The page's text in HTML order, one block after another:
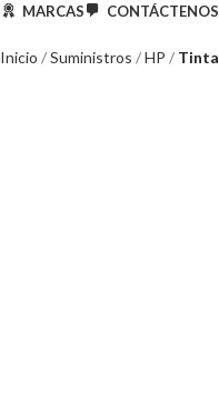
MARCAS CONTÁCTENOS
Inicio Suministros HP Tinta